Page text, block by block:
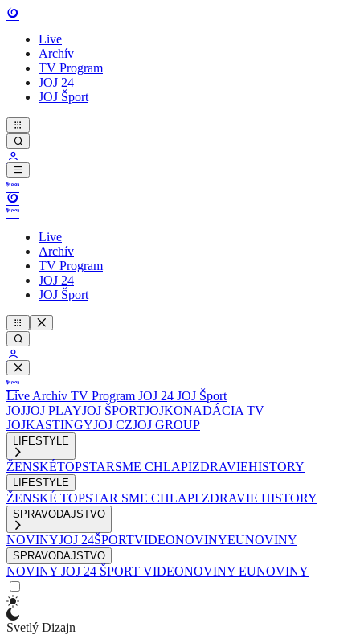
Live
Archív
TV Program
JOJ 24
JOJ Šport
Live
Archív
TV Program
JOJ 24
JOJ Šport
Live Archív TV Program JOJ 24 JOJ Šport
JOJJOJ PLAYJOJ ŠPORTJOJKONADÁCIA TV
JOJKASTINGYJOJ CZJOJ GROUP
LIFESTYLE
ŽENSKÉTOPSTARSME CHLAPIZDRAVIEHISTORY
LIFESTYLE
ŽENSKÉ TOPSTAR SME CHLAPI ZDRAVIE HISTORY
SPRAVODAJSTVO
NOVINYJOJ 24ŠPORTVIDEONOVINYEUNOVINY
SPRAVODAJSTVO
NOVINY JOJ 24 ŠPORT VIDEONOVINY EUNOVINY
Svetlý Dizajn